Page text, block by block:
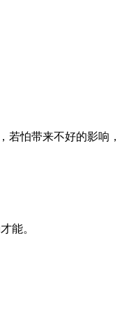
若怕带来不好的影响，
能。